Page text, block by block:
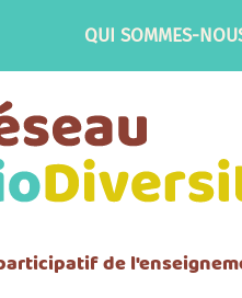
QUI SOMMES-
de